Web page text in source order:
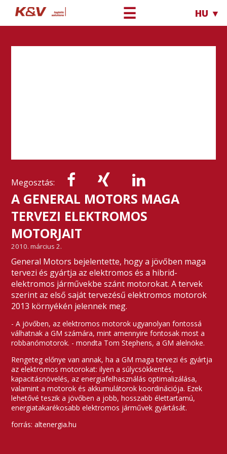
☰ HU ▼
Megosztás:
A GENERAL MOTORS MAGA
TERVEZI ELEKTROMOS
MOTORJAIT
2010. március 2.
General Motors bejelentette, hogy a jövőben maga
tervezi és gyártja az elektromos és a hibrid-
elektromos járművekbe szánt motorokat. A tervek
szerint az első saját tervezésű elektromos motorok
2013 környékén jelennek meg.
- A jövőben, az elektromos motorok ugyanolyan fontossá
válhatnak a GM számára, mint amennyire fontosak most a
robbanómotorok. - mondta Tom Stephens, a GM alelnöke.
Rengeteg előnye van annak, ha a GM maga tervezi és gyártja
az elektromos motorokat: ilyen a súlycsökkentés,
kapacitásnövelés, az energiafelhasználás optimalizálása,
valamint a motorok és akkumulátorok koordinációja. Ezek
lehetővé teszik a jövőben a jobb, hosszabb élettartamú,
energiatakarékosabb elektromos járművek gyártását.
forrás: altenergia.hu